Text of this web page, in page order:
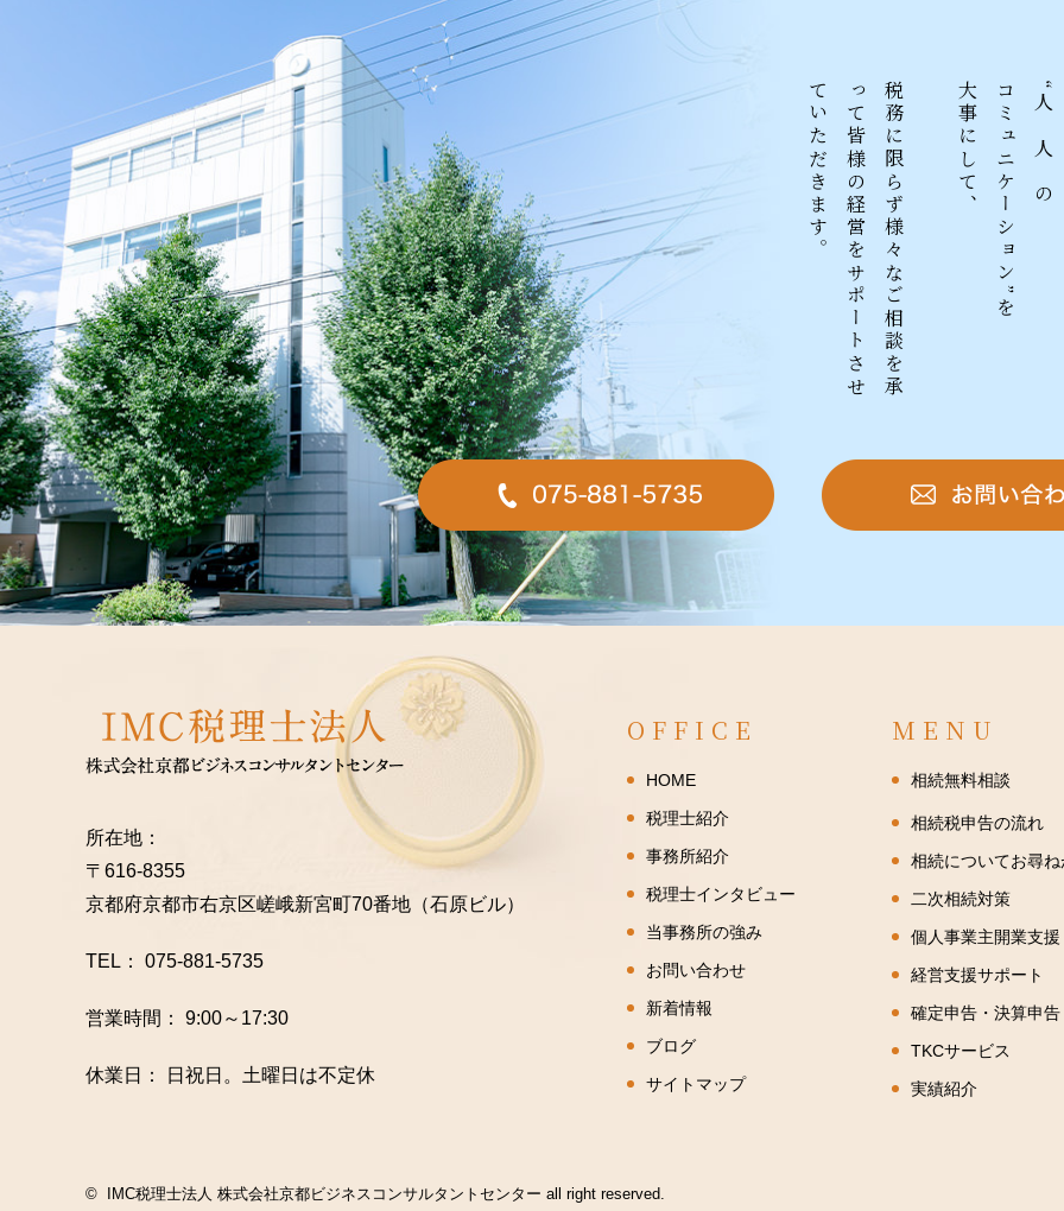
“人と人との
コミュニケーション”を
大事にして、
税
務
に
限
ら
ず
様
々
な
ご
相
談
を
承
っ
て
皆
様
の
経
営
を
サ
ポ
ー
ト
さ
せ
て
い
た
だ
き
ま
す
。
所在地：
〒616-8355
京都府京都市右京区嵯峨新宮町70番地 （石原ビル）
TEL： 075-881-5735
営業時間： 9:00～17:30
休業日： 日祝日。土曜日は不定休
OFFICE
HOME
税理士紹介
事務所紹介
税理士インタビュー
当事務所の強み
お問い合わせ
新着情報
ブログ
サイトマップ
MENU
相続無料相談
相続税申告の流れ
相続についてお尋
二次相続対策
個人事業主開業支援
経営支援サポート
確定申告・決算申告
TKCサービス
実績紹介
© IMC税理士法人 株式会社京都ビジネスコンサルタントセンター all right reserved.